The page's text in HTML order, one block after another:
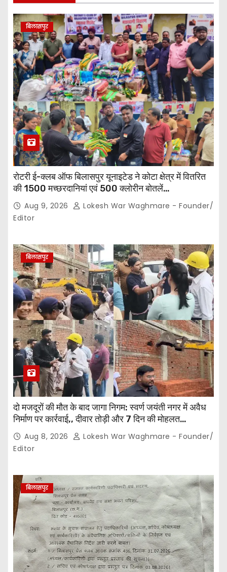
बिलासपुर
रोटरी ई-क्लब ऑफ बिलासपुर यूनाइटेड ने कोटा क्षेत्र में वितरित
की 1500 मच्छरदानियां एवं 500 क्लोरीन बोतलें…
Aug 9, 2026
Lokesh War Waghmare - Founder/
Editor
बिलासपुर
दो मजदूरों की मौत के बाद जागा निगम: स्वर्ण जयंती नगर में अवैध
निर्माण पर कार्रवाई,, दीवार तोड़ी और 7 दिन की मोहलत…
Aug 8, 2026
Lokesh War Waghmare - Founder/
Editor
बिलासपुर